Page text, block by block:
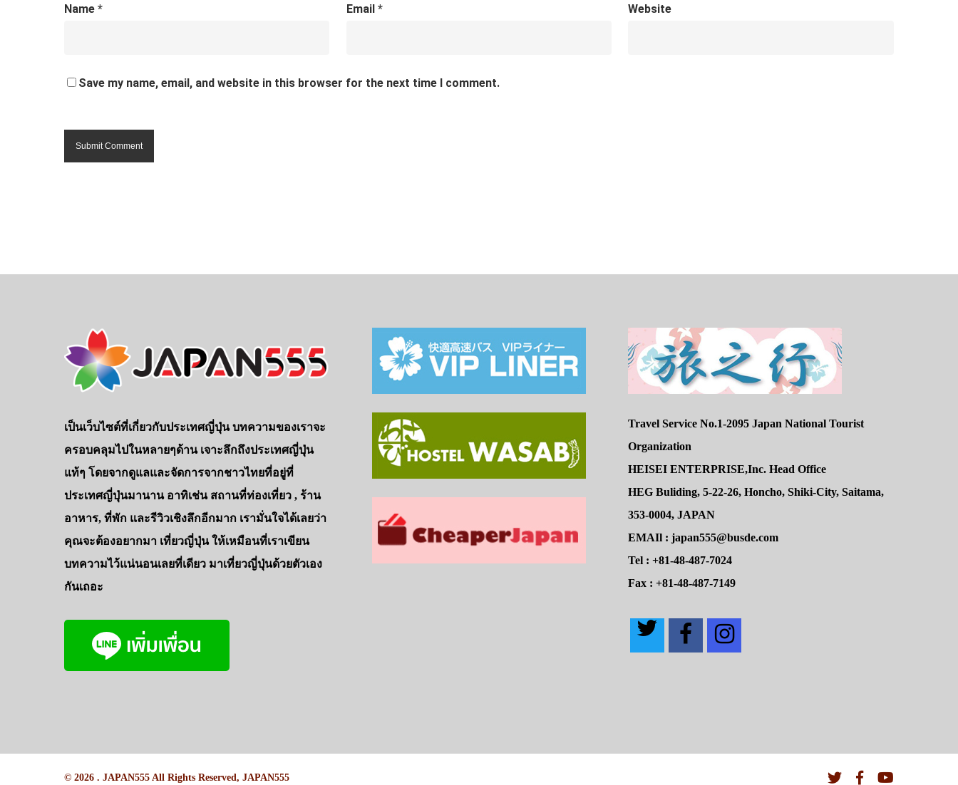
Name * Email * Website
Save my name, email, and website in this browser for the next time I comment.
เป็นเว็บไซต์ที่เกี่ยวกับประเทศญี่ปุ่น บทความของเราจะ
ครอบคลุมไปในหลายๆด้าน เจาะลึกถึงประเทศญี่ปุ่น
แท้ๆ โดยจากดูแลและจัดการจากชาวไทยที่อยู่ที่
ประเทศญี่ปุ่นมานาน อาทิเช่น สถานที่ท่องเที่ยว , ร้าน
อาหาร, ที่พัก และรีวิวเชิงลึกอีกมาก เรามั่นใจได้เลยว่า
คุณจะต้องอยากมา เที่ยวญี่ปุ่น ให้เหมือนที่เราเขียน
บทความไว้แน่นอนเลยที่เดียว มาเที่ยวญี่ปุ่นด้วยตัวเอง
กันเถอะ
Travel Service No.1-2095 Japan National Tourist
Organization
HEISEI ENTERPRISE,Inc. Head Office
HEG Buliding, 5-22-26, Honcho, Shiki-City, Saitama,
353-0004, JAPAN
EMAIl : japan555@busde.com
Tel : +81-48-487-7024
Fax : +81-48-487-7149
© 2026 . JAPAN555 All Rights Reserved, JAPAN555